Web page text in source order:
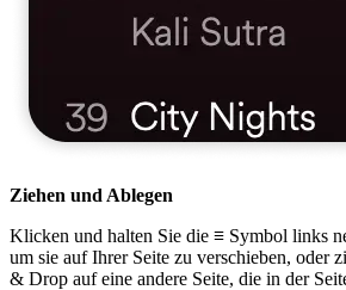
Ziehen und Ablegen
Klicken und halten Sie die ≡ Symbol links
um sie auf Ihrer Seite zu verschieben, oder
& Drop auf eine andere Seite, die in der